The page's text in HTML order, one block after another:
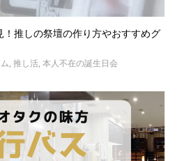
！推しの祭壇の作り方やおすすめグ
, 推し活, 本人不在の誕生日会